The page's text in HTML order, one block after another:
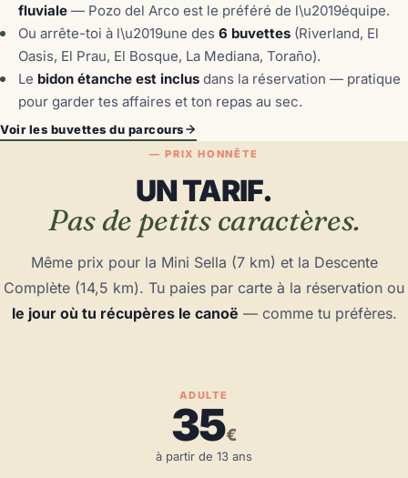
fluviale — Pozo del Arco est le préféré de l\u2019équipe.
Ou arrête-toi à l\u2019une des 6 buvettes (Riverland, El
Oasis, El Prau, El Bosque, La Mediana, Toraño).
Le bidon étanche est inclus dans la réservation — pratique
pour garder tes affaires et ton repas au sec.
Voir les buvettes du parcours
— PRIX HONNÊTE
UN TARIF.
Pas de petits caractères.
Même prix pour la Mini Sella (7 km) et la Descente
Complète (14,5 km). Tu paies par carte à la réservation ou
le jour où tu récupères le canoë — comme tu préfères.
ADULTE
35€
à partir de 13 ans